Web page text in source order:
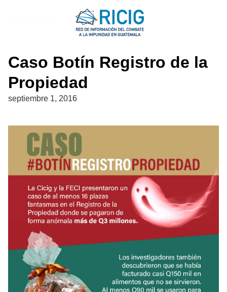
Caso Botín Registro de la
Propiedad
septiembre 1, 2016